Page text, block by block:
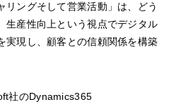
リングそして営業活動」は、どう
生産性向上という視点でデジタル
実現し、顧客との信頼関係を構築
社のDynamics365